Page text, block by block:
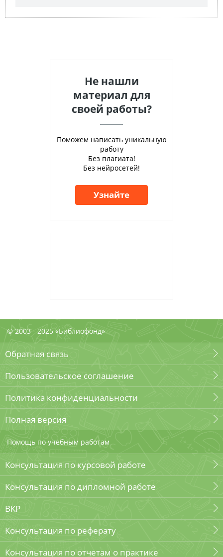
Не нашли
материал для
своей работы?
Поможем написать уникальную
работу
Без плагиата!
Без нейросетей!
Узнайте
© 2003 - 2025 «Библиофонд»
Обратная связь
Пользовательское соглашение
Политика конфиденциальности
Полная версия
Помощь по учебным работам
Консультация по курсовой работе
Консультация по дипломной работе
ВКР
Консультация по реферату
Консультация по отчетам о практике